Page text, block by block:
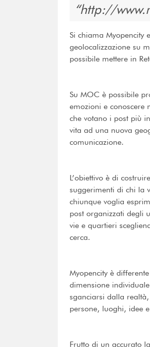
http://
Si chiama
geolocalizzazione su
possibile mettere in
Su MOC è possibile
emozioni e conoscere
che votano i post più
vita ad una nuova
comunicazione.
L’obiettivo è di
suggerimenti di chi la
chiunque voglia
post organizzati degli
vie e quartieri
cerca.
Myopencity è
dimensione
sganciarsi dalla
persone, luoghi, idee
Frutto di un accurato